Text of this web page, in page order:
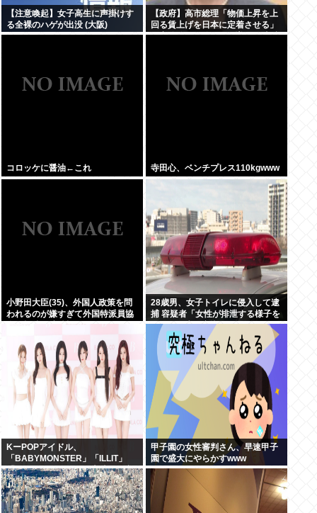
【注意喚起】女子高生に声掛けす
る全裸のハゲが出没 (大阪)
【政府】高市総理「物価上昇を上
回る賃上げを日本に定着させる」
国家公務員月給3.51%増へ 人事院
コロッケに醤油←これ 寺田心、ベンチプレス110kgwww
小野田大臣(35)、外国人政策を問
われるのが嫌すぎて外国特派員協
会の招待を連続拒否www
28歳男、女子トイレに侵入して逮
捕 容疑者「女性が排泄する様子を
見たくて床に寝込んでしまった」
KーPOPアイドル、
「BABYMONSTER」「ILLIT」
「RESCENE」の三国志時代に突
入！
甲子園の女性審判さん、早速甲子
園で盛大にやらかすwww